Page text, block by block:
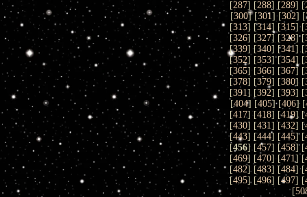
[287] [288] [289] [
[300] [301] [302] [
[313] [314] [315] [
[326] [327] [328] [
[339] [340] [341] [
[352] [353] [354] [
[365] [366] [367] [
[378] [379] [380] [
[391] [392] [393] [
[404] [405] [406] [
[417] [418] [419] [
[430] [431] [432] [
[443] [444] [445] [
[456] [457] [458] [
[469] [470] [471] [
[482] [483] [484] [
[495] [496] [497] [
[